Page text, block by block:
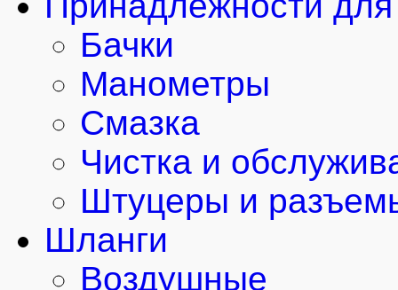
Бачки
Манометры
Смазка
Чистка и
Штуцеры и
Шланги
Воздушные